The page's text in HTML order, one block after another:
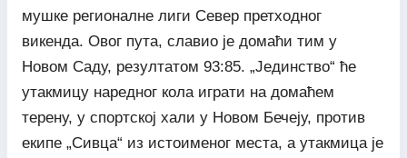
мушке регионалне лиги Север претходног
викенда. Овог пута, славио је домаћи тим у
Новом Саду, резултатом 93:85. „Јединство“ ће
утакмицу наредног кола играти на домаћем
терену, у спортској хали у Новом Бечеју, против
екипе „Сивца“ из истоименог места, а утакмица је